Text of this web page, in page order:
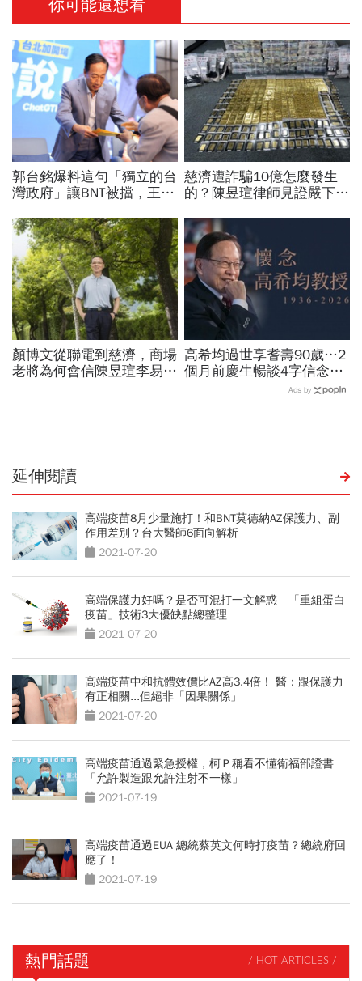
你可能還想看
郭台銘爆料這句「獨立的台
灣政府」讓BNT被擋，王必
董的信不是這樣寫
慈濟遭詐騙10億怎麼發生
的？陳昱瑄律師見證嚴下跪
金，洗錢手法曝光…慈濟回
應了
顏博文從聯電到慈濟，商場
老將為何會信陳昱瑄李易
高希均過世享耆壽90歲…2
個月前慶生暢談4字信念，
回憶錄給讀者忠告：自求多
Ads by
延伸閱讀
高端疫苗8月少量施打！和BNT莫德納AZ保護力、副
作用差別？台大醫師6面向解析
2021-07-20
高端保護力好嗎？是否可混打一文解惑 「重組蛋白
疫苗」技術3大優缺點總整理
2021-07-20
高端疫苗中和抗體效價比AZ高3.4倍！ 醫：跟保護力
有正相關...但絕非「因果關係」
2021-07-20
高端疫苗通過緊急授權，柯Ｐ稱看不懂衛福部證書
「允許製造跟允許注射不一樣」
2021-07-19
高端疫苗通過EUA 總統蔡英文何時打疫苗？總統府回
應了！
2021-07-19
熱門話題 / HOT ARTICLES /